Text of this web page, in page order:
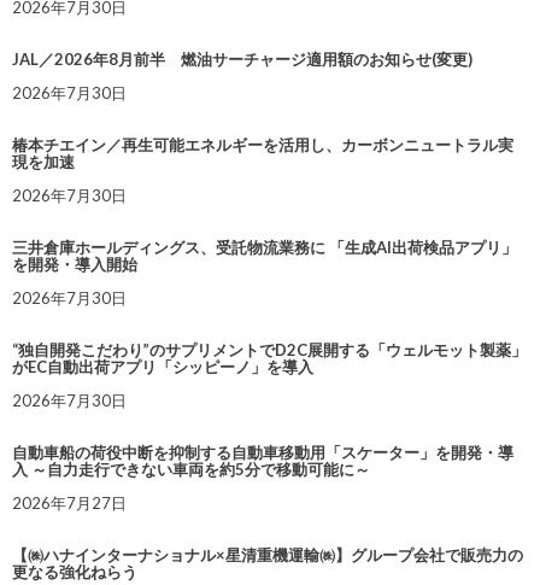
2026年7月30日
JAL／2026年8月前半 燃油サーチャージ適用額のお知らせ(変更)
2026年7月30日
椿本チエイン／再生可能エネルギーを活用し、カーボンニュートラル実
現を加速
2026年7月30日
三井倉庫ホールディングス、受託物流業務に 「生成AI出荷検品アプリ」
を開発・導入開始
2026年7月30日
“独自開発こだわり”のサプリメントでD2C展開する「ウェルモット製薬」
がEC自動出荷アプリ「シッピーノ」を導入
2026年7月30日
自動車船の荷役中断を抑制する自動車移動用「スケーター」を開発・導
入 ～自力走行できない車両を約5分で移動可能に～
2026年7月27日
【㈱ハナインターナショナル×星清重機運輸㈱】グループ会社で販売力の
更なる強化ねらう